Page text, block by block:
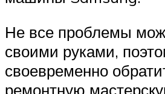
Не все проблемы
своими руками,
своевременно
ремонтную